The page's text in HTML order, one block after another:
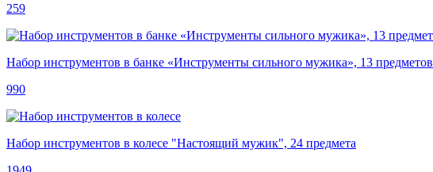
259
Набор инструментов в банке «Инструменты сильного мужика», 13 предметов
990
Набор инструментов в колесе "Настоящий мужик", 24 предмета